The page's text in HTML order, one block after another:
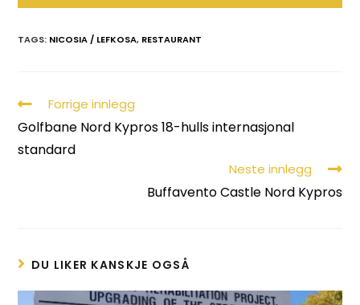
TAGS: NICOSIA / LEFKOSA, RESTAURANT
Forrige innlegg
Golfbane Nord Kypros 18-hulls internasjonal
standard
Neste innlegg
Buffavento Castle Nord Kypros
DU LIKER KANSKJE OGSÅ